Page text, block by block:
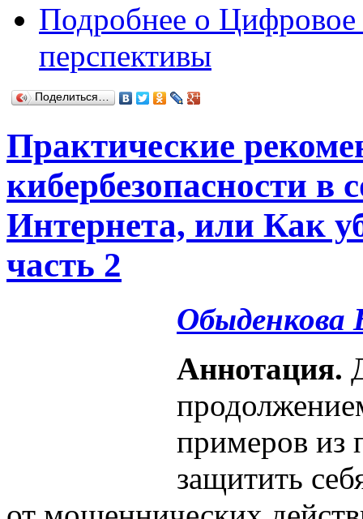
Подробнее о Цифровое
перспективы
Поделиться…
Практические
кибербезопасности в
Интернета, или Как
часть 2
Обыденкова
Аннотация.
примеров из
защитить